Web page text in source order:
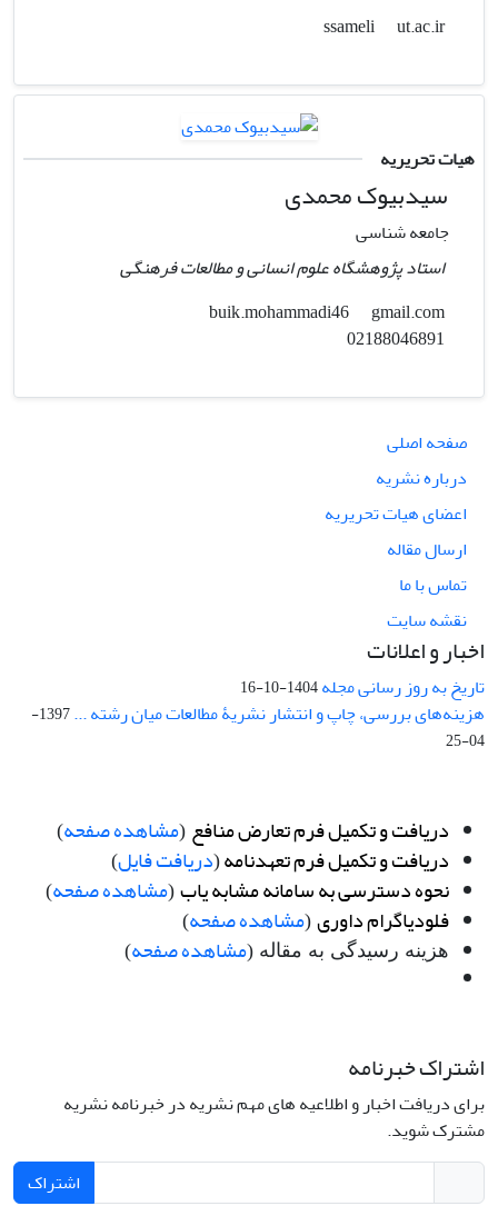
ssameli
ut.ac.ir
هیات تحریریه
سیدبیوک محمدی
جامعه شناسی
استاد پژوهشگاه علوم انسانی و مطالعات فرهنگی
gmail.com
صفحه اصلی
درباره نشریه
اعضای هیات تحریریه
ارسال مقاله
تماس با ما
نقشه سایت
اخبار و اعلانات
تاریخ به روز رسانی مجله1404-10-16
هزینه‌های بررسی، چاپ و انتشار نشریۀ مطالعات میان رشته ...
1397-
04-25
دریافت و تکمیل فرم تعارض منافع (مشاهده صفحه)
دریافت و تکمیل فرم تعهدنامه (دریافت فایل)
نحوه دسترسی به سامانه مشابه یاب (مشاهده صفحه)
فلودیاگرام داوری (مشاهده صفحه)
هزینه رسیدگی به مقاله (مشاهده صفحه)
اشتراک خبرنامه
برای دریافت اخبار و اطلاعیه های مهم نشریه در خبرنامه نشریه
مشترک شوید.
اشتراک